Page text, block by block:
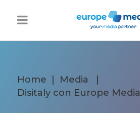
Home Media
Disitaly con Europe Media